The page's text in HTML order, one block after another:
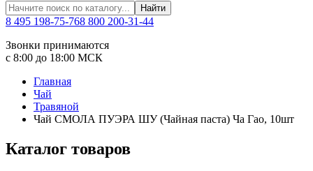
Найти
8 495 198-75-768 800 200-31-44
Звонки принимаются
с 8:00 до 18:00 МСК
Главная
Чай
Травяной
Чай СМОЛА ПУЭРА ШУ (Чайная паста) Ча Гао, 10шт
Каталог товаров